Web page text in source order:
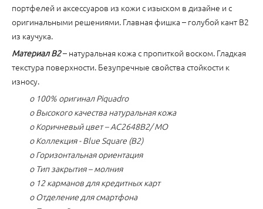
портфелей и аксессуаров из кожи с изыском в дизайне и с
оригинальными решениями. Главная фишка – голубой кант B2
из каучука.
Материал B2– натуральная кожа с пропиткой воском. Гладкая
текстура поверхности. Безупречные свойства стойкости к
износу.
o 100% оригинал Piquadro
o Высокого качества натуральная кожа
o Коричневый цвет – AC2648B2/ MO
o Коллекция - Blue Square (B2)
o Горизонтальная ориентация
o Тип закрытия – молния
o 12 карманов для кредитных карт
o Отделение для смартфона